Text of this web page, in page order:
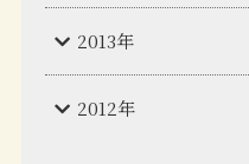
2013年
2012年